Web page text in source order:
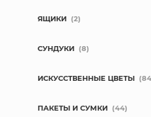
ЯЩИКИ (2)
СУНДУКИ (8)
ИСКУССТВЕННЫЕ ЦВЕТЫ
ПАКЕТЫ И СУМКИ (44)